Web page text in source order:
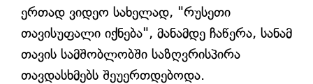
ერთად ვიდეო სახელად, "რუსეთი
თავისუფალი იქნება", მანამდე ჩაწერა, სანამ
თავის სამშობლობში საზღვრისპირა
თავდასხმებს შეუერთდებოდა.